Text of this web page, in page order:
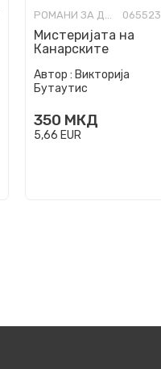
РОМАНИ ЗА ДЕЦА 065523
Мистеријата на
Канарските
Автор : Викторија
Бутаутис
350 МКД
5,66 EUR